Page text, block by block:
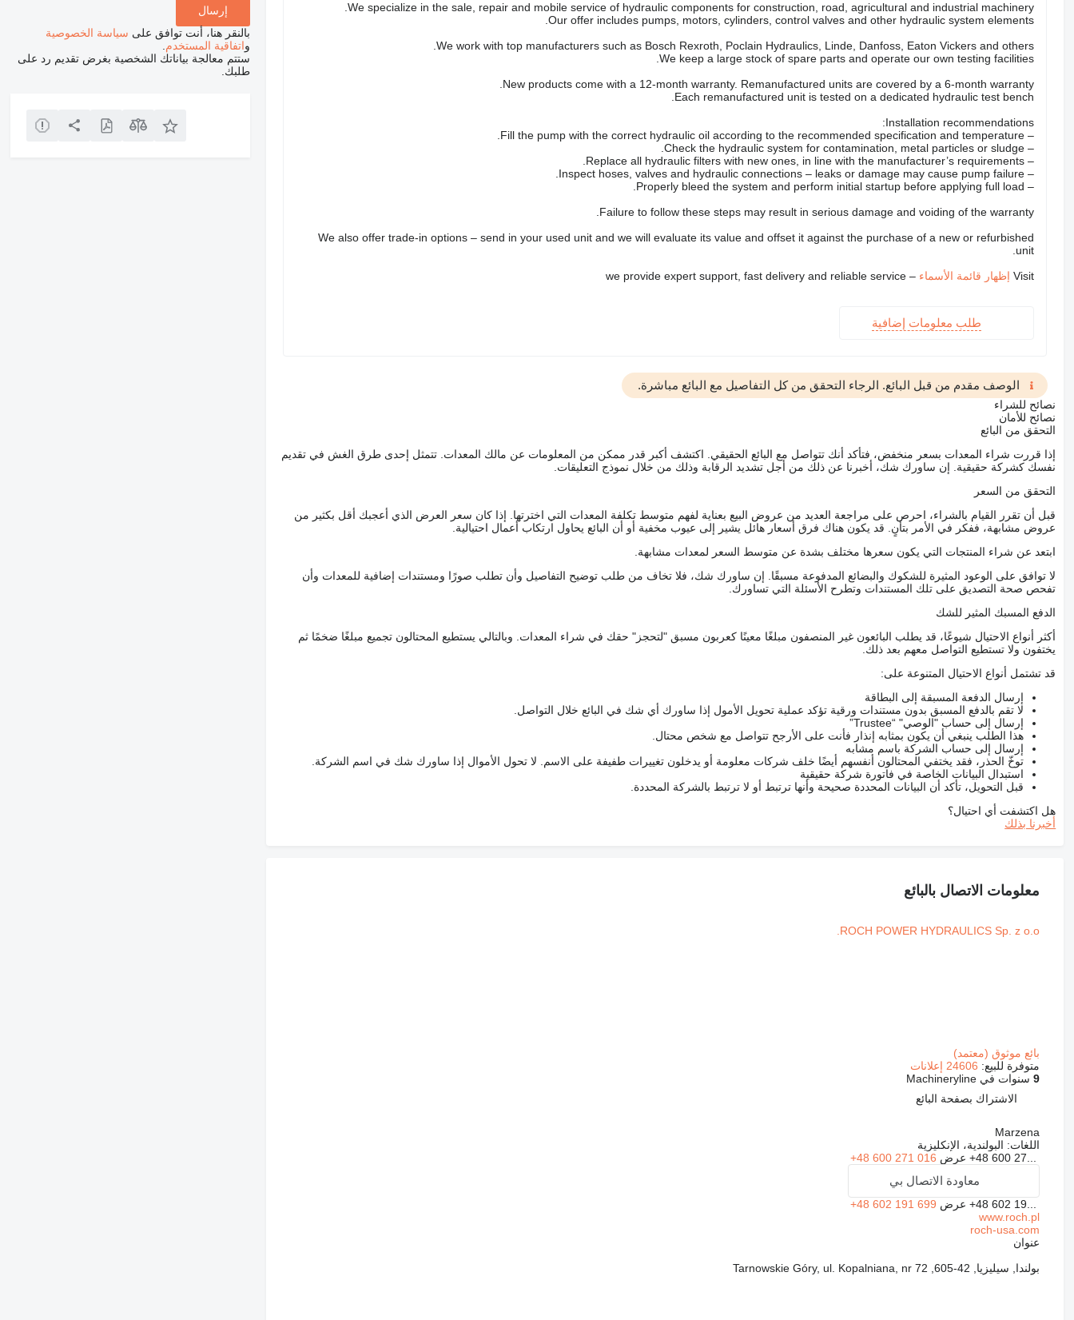
We specialize in the sale, repair and mobile service of hydraulic components for construction, road, agricultural and industrial machinery.
Our offer includes pumps, motors, cylinders, control valves and other hydraulic system elements.
We work with top manufacturers such as Bosch Rexroth, Poclain Hydraulics, Linde, Danfoss, Eaton Vickers and others.
We keep a large stock of spare parts and operate our own testing facilities.
New products come with a 12-month warranty. Remanufactured units are covered by a 6-month warranty.
Each remanufactured unit is tested on a dedicated hydraulic test bench.
Installation recommendations:
– Fill the pump with the correct hydraulic oil according to the recommended specification and temperature.
– Check the hydraulic system for contamination, metal particles or sludge.
– Replace all hydraulic filters with new ones, in line with the manufacturer’s requirements.
– Inspect hoses, valves and hydraulic connections – leaks or damage may cause pump failure.
– Properly bleed the system and perform initial startup before applying full load.
Failure to follow these steps may result in serious damage and voiding of the warranty.
We also offer trade-in options – send in your used unit and we will evaluate its value and offset it against the purchase of a new or refurbished
unit.
Visit إظهار قائمة الأسماء – we provide expert support, fast delivery and reliable service
طلب معلومات إضافية
الوصف مقدم من قبل البائع. الرجاء التحقق من كل التفاصيل مع البائع مباشرة.
نصائح للشراء
نصائح للأمان
التحقق من البائع
إذا قررت شراء المعدات بسعر منخفض، فتأكد أنك تتواصل مع البائع الحقيقي. اكتشف أكبر قدر ممكن من المعلومات عن مالك المعدات. تتمثل إحدى طرق الغش في تقديم
نفسك كشركة حقيقية. إن ساورك شك، أخبرنا عن ذلك من أجل تشديد الرقابة وذلك من خلال نموذج التعليقات.
التحقق من السعر
قبل أن تقرر القيام بالشراء، احرص على مراجعة العديد من عروض البيع بعناية لفهم متوسط تكلفة المعدات التي اخترتها. إذا كان سعر العرض الذي أعجبك أقل بكثير من
عروض مشابهة، ففكر في الأمر بتأنٍ. قد يكون هناك فرق أسعار هائل يشير إلى عيوب مخفية أو أن البائع يحاول ارتكاب أعمال احتيالية.
ابتعد عن شراء المنتجات التي يكون سعرها مختلف بشدة عن متوسط السعر لمعدات مشابهة.
لا توافق على الوعود المثيرة للشكوك والبضائع المدفوعة مسبقًا. إن ساورك شك، فلا تخاف من طلب توضيح التفاصيل وأن تطلب صورًا ومستندات إضافية للمعدات وأن
تفحص صحة التصديق على تلك المستندات وتطرح الأسئلة التي تساورك.
الدفع المسبك المثير للشك
أكثر أنواع الاحتيال شيوعًا، قد يطلب البائعون غير المنصفون مبلغًا معينًا كعربون مسبق "لتحجز" حقك في شراء المعدات. وبالتالي يستطيع المحتالون تجميع مبلغًا ضخمًا ثم
يختفون ولا تستطيع التواصل معهم بعد ذلك.
قد تشتمل أنواع الاحتيال المتنوعة على:
إرسال الدفعة المسبقة إلى البطاقة
لا تقم بالدفع المسبق بدون مستندات ورقية تؤكد عملية تحويل الأمول إذا ساورك أي شك في البائع خلال التواصل.
إرسال إلى حساب "الوصي" “Trustee”
هذا الطلب ينبغي أن يكون بمثابه إنذار فأنت على الأرجح تتواصل مع شخص محتال.
إرسال إلى حساب الشركة باسم مشابه
توخّ الحذر، فقد يختفي المحتالون أنفسهم أيضًا خلف شركات معلومة أو يدخلون تغييرات طفيفة على الاسم. لا تحول الأموال إذا ساورك شك في اسم الشركة.
استبدال البيانات الخاصة في فاتورة شركة حقيقية
قبل التحويل، تأكد أن البيانات المحددة صحيحة وأنها ترتبط أو لا ترتبط بالشركة المحددة.
هل اكتشفت أي احتيال؟
أخبرنا بذلك
معلومات الاتصال بالبائع
ROCH POWER HYDRAULICS Sp. z o.o.
بائع موثوق (معتمد)
متوفرة للبيع: 24606 إعلانات
9سنوات في Machineryline
الاشتراك بصفحة البائع
Marzena
اللغات: البولندية، الإنكليزية
+48 600 27... عرض +48 600 271 016
معاودة الاتصال بي
+48 602 19... عرض +48 602 191 699
www.roch.pl
roch-usa.com
عنوان
بولندا, سيليزيا, 42-605, Tarnowskie Góry, ul. Kopalniana, nr 72
بالنقر هنا، أنت توافق على سياسة الخصوصية
واتفاقية المستخدم
ستتم معالجة بياناتك الشخصية بغرض تقديم رد على
طلبك.